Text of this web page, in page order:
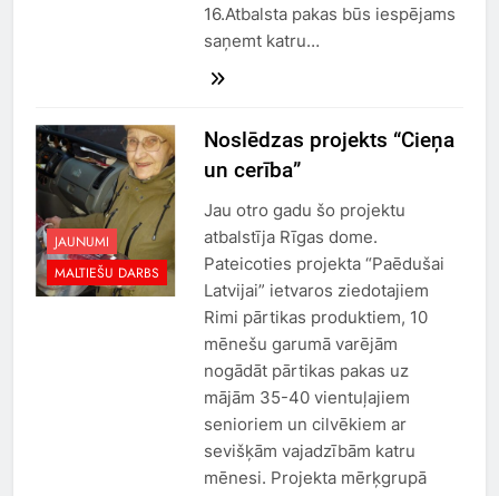
16.Atbalsta pakas būs iespējams
saņemt katru…
JAUNUMI
MALTIEŠU DARBS
Noslēdzas projekts “Cieņa
un cerība”
Jau otro gadu šo projektu
atbalstīja Rīgas dome.
Pateicoties projekta “Paēdušai
Latvijai” ietvaros ziedotajiem
Rimi pārtikas produktiem, 10
mēnešu garumā varējām
nogādāt pārtikas pakas uz
mājām 35-40 vientuļajiem
senioriem un cilvēkiem ar
sevišķām vajadzībām katru
mēnesi. Projekta mērķgrupā